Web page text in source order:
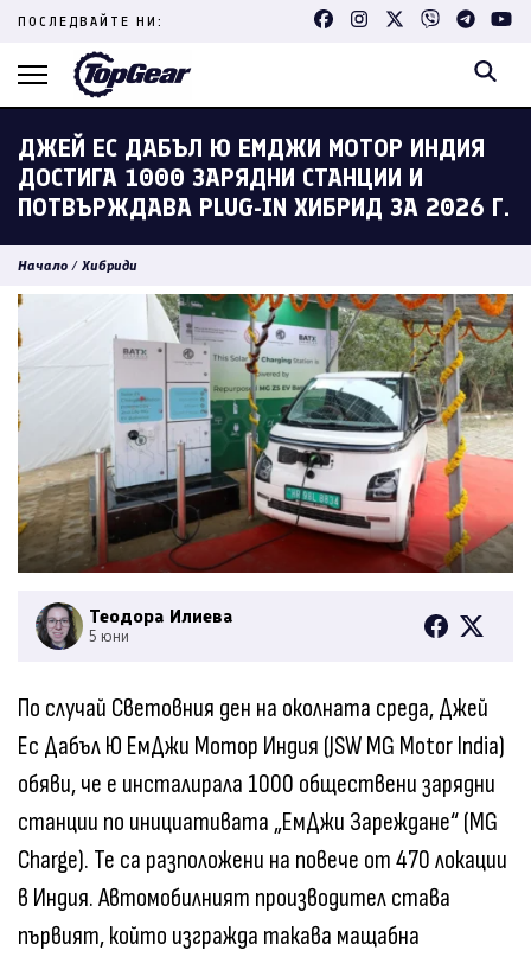
Skip
content
ПОСЛЕДВАЙТЕ НИ:
ДЖЕЙ ЕС ДАБЪЛ Ю ЕМДЖИ МОТОР ИНДИЯ
ДОСТИГА 1000 ЗАРЯДНИ СТАНЦИИ И
ПОТВЪРЖДАВА PLUG-IN ХИБРИД ЗА 2026 Г.
Начало / Хибриди
Теодора Илиева
5 юни
По случай Световния ден на околната среда, Джей
Ес Дабъл Ю ЕмДжи Мотор Индия (JSW MG Motor India)
обяви, че е инсталирала 1000 обществени зарядни
станции по инициативата „ЕмДжи Зареждане“ (MG
Charge). Те са разположени на повече от 470 локации
в Индия. Автомобилният производител става
първият, който изгражда такава мащабна